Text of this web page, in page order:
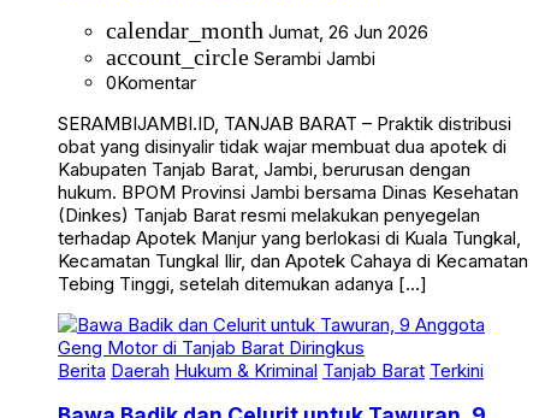
calendar_month Jumat, 26 Jun 2026
account_circle Serambi Jambi
0Komentar
SERAMBIJAMBI.ID, TANJAB BARAT – Praktik distribusi
obat yang disinyalir tidak wajar membuat dua apotek di
Kabupaten Tanjab Barat, Jambi, berurusan dengan
hukum. BPOM Provinsi Jambi bersama Dinas Kesehatan
(Dinkes) Tanjab Barat resmi melakukan penyegelan
terhadap Apotek Manjur yang berlokasi di Kuala Tungkal,
Kecamatan Tungkal Ilir, dan Apotek Cahaya di Kecamatan
Tebing Tinggi, setelah ditemukan adanya […]
Berita Daerah Hukum & Kriminal Tanjab Barat Terkini